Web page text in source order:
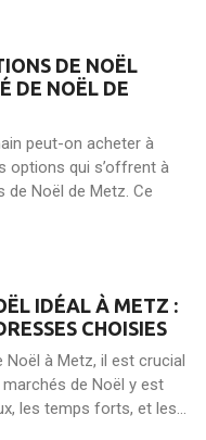
DE NOËL
DE NOËL DE
peut-on acheter à
options qui s’offrent à
de Noël de Metz. Ce
IDÉAL À METZ :
CHOISIES
Noël à Metz, il est crucial
marchés de Noël y est
les temps forts, et les...